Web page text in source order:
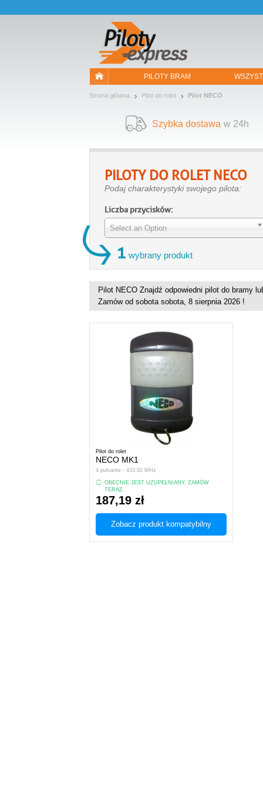
PILOTY BRAM
Strona główna Pilot do rolet Pilot NECO
Szybka dostawa w 24h
PILOTY DO ROLET NECO
Podaj charakterystyki swojego pilota:
Liczba przycisków:
Select an Option
1 wybrany produkt
Pilot NECO Znajdź odpowiedni pilot do bramy
Zamów od sobota sobota, 8 sierpnia 2026 !
Pilot do rolet
NECO MK1
4 pulsante - 433.92 MHz
OBECNIE JEST UZUPEŁNIANY, ZAMÓW
TERAZ.
187,19 zł
Zobacz produkt kompatybilny